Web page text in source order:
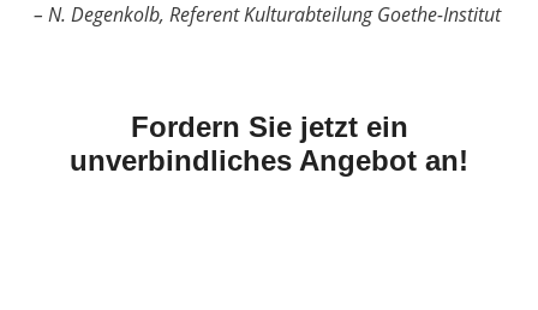
– N. Degenkolb, Referent Kulturabteilung Goethe-Institut
Fordern Sie jetzt ein
unverbindliches Angebot an!